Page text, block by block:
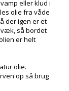
eller klud i
olie fra våde
der igen er et
væk, så bordet
er helt
olie.
op så brug